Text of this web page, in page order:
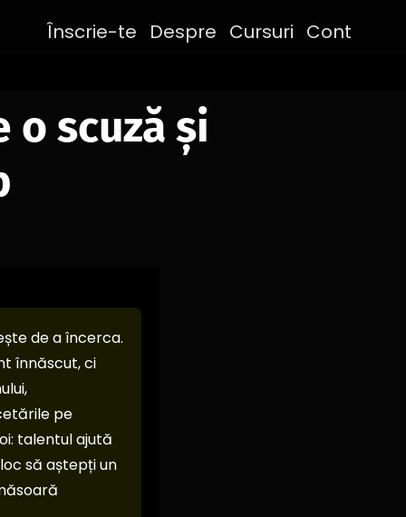
Înscrie-te Despre Cursuri Cont
o scuză și
de a încerca.
înnăscut, ci
pe
talentul ajută
să aștepți un